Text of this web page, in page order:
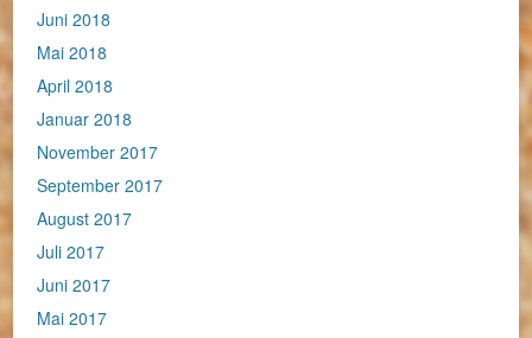
Juni 2018
Mai 2018
April 2018
Januar 2018
November 2017
September 2017
August 2017
Juli 2017
Juni 2017
Mai 2017